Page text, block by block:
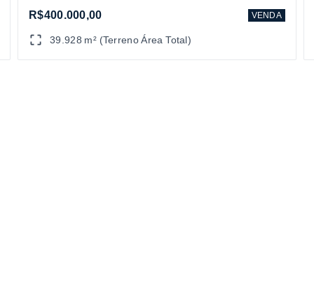
R$400.000,00 VENDA
39.928 m² (Terreno Área Total)